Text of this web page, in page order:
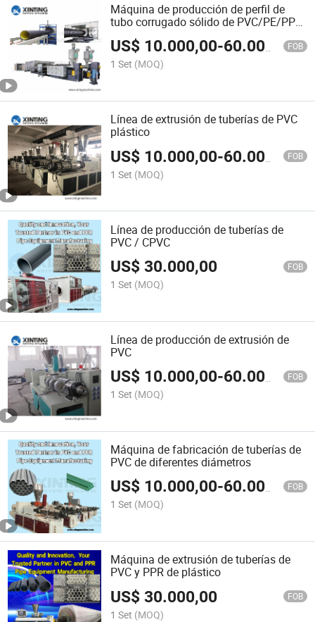
Máquina de producción de perfil de
tubo corrugado sólido de PVC/PE/PPR,
extrusora de doble o simple tornillo
para agricultura, agua y electricidad
US$ 10.000,00-60.000,00 FOB
1 Set (MOQ)
Línea de extrusión de tuberías de PVC
plástico
US$ 10.000,00-60.000,00 FOB
1 Set (MOQ)
Línea de producción de tuberías de
PVC / CPVC
US$30.000,00 FOB
1 Set (MOQ)
Línea de producción de extrusión de
PVC
US$ 10.000,00-60.000,00 FOB
1 Set (MOQ)
Máquina de fabricación de tuberías de
PVC de diferentes diámetros
US$ 10.000,00-60.000,00 FOB
1 Set (MOQ)
Máquina de extrusión de tuberías de
PVC y PPR de plástico
US$30.000,00 FOB
1 Set (MOQ)